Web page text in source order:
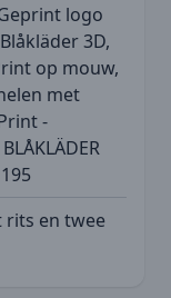
logo
3D,
op mouw,
met
-
rits en twee